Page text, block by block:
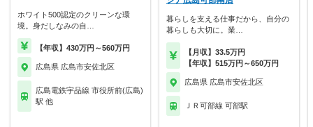
ホワイト500認定のクリーンな環
境。身だしなみの自…
【年収】430万円～560万円
広島県 広島市安佐北区
広島電鉄宇品線 市役所前(広島)
駅 他
暮らしを支える仕事だから、自分の
暮らしも大切に。業…
【月収】33.5万円
【年収】515万円～650万円
広島県 広島市安佐北区
ＪＲ可部線 可部駅